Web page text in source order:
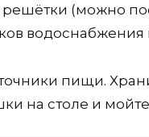
(можно
пищи.
на столе и